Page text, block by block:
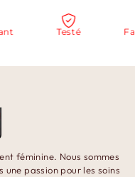
Testé
féminine. Nous sommes
passion pour les soins